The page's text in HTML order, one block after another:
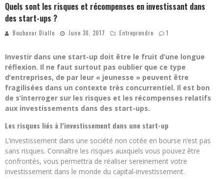
How Technology Has Changed Sports
Quels sont les risques et récompenses en investissant dans
des start-ups ?
Boubacar Diallo June 30, 2017 Entreprendre 1
Investir dans une start-up doit être le fruit d’une longue
réflexion. Il ne faut surtout pas oublier que ce type
d’entreprises, de par leur « jeunesse » peuvent être
fragilisées dans un contexte très concurrentiel. Il est bon
de s’interroger sur les risques et les récompenses relatifs
aux investissements dans des start-ups.
Les risques liés à l’investissement dans une start-up
L’investissement dans une société non cotée en bourse n’est pas
sans risques. Connaître les risques auxquels vous pouvez être
confrontés, vous permettra de réaliser sereinement votre
investissement dans le monde du capital-investissement.